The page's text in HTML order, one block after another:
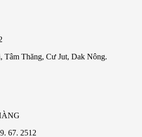
Tâm Thăng, Cư Jut, Dak Nông.
67. 2512